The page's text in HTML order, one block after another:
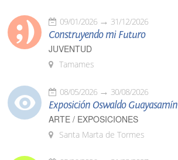
09/01/2026 31/12/2026
Construyendo mi Futuro
JUVENTUD
Tamames
08/05/2026 30/08/2026
Exposición Oswaldo Guayasamín
ARTE / EXPOSICIONES
Santa Marta de Tormes